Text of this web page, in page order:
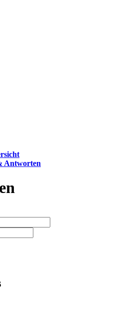
Antworten